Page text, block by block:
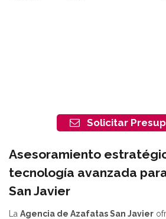
Solicitar
Asesoramiento
tecnología avanzada
San Javier
La Agencia de AzafatasSan Javier